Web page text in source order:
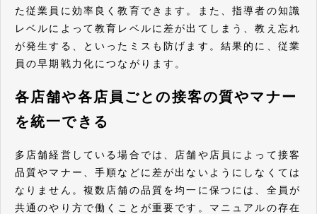
た従業員に効率良く教育できます。また、指導者の知識
レベルによって教育レベルに差が出てしまう、教え忘れ
が発生する、といったミスも防げます。結果的に、従業
員の早期戦力化につながります。
各店舗や各店員ごとの接客の質やマナー
を統一できる
多店舗経営している場合では、店舗や店員によって接客
品質やマナー、手順などに差が出ないようにしなくては
なりません。複数店舗の品質を均一に保つには、全員が
共通のやり方で働くことが重要です。マニュアルの存在